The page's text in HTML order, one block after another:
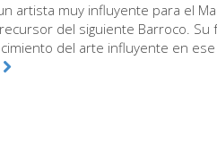
artista muy influyente para el
del siguiente Barroco. Su
del arte influyente en